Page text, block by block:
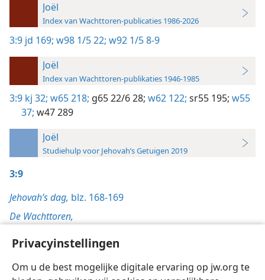
Privacyinstellingen
Om u de best mogelijke digitale ervaring op jw.org te
Joël
Index van Wachttoren-publicaties 1986-2026
3:9 jd 169; w98 1/5 22; w92 1/5 8-9
Joël
Index van Wachttoren-publikaties 1946-1985
3:9 kj 32; w65 218; g65 22/6 28; w62 122; sr55 195; w55
37; w47 289
Joël
Studiehulp voor Jehovah’s Getuigen 2019
3:9
Jehovah’s dag, blz. 168-169
De Wachttoren,
1/5/1998, blz. 22-23
1/5/1992, blz. 8-9